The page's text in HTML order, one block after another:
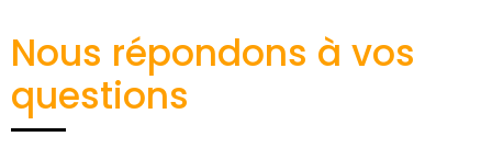
Nous répondons à vos
questions